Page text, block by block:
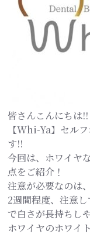
皆さんこんにちは!!
【Whi-Ya】セル
す!!
今回は、ホワイヤ
点をご紹介！
注意が必要なのは
2週間程度、注意
で白さが長持ちし
ホワイヤのホワイ